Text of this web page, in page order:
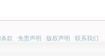
款 ·免责声明 · 版权声明 ·联系我们